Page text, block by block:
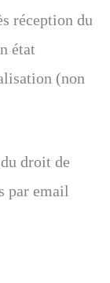
réception du
état
(non
droit de
par email